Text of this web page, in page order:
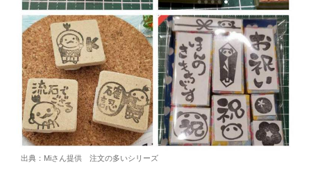
出典：Miさん提供 注文の多いシリーズ